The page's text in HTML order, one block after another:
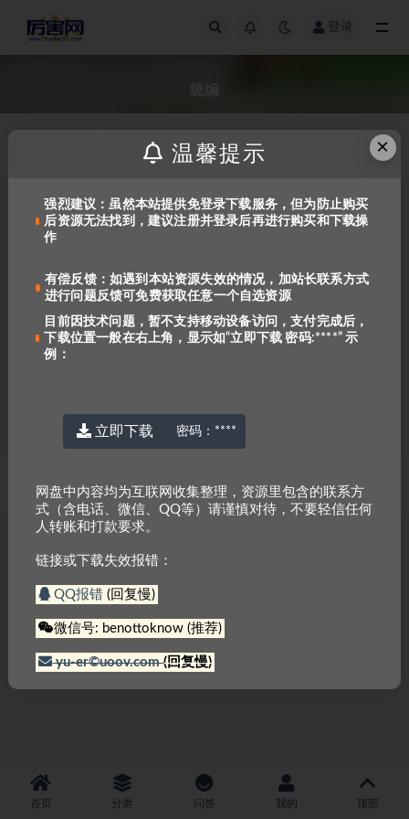
登录
七彩课堂1~6年级上册语文部编
版学生用书[河北版][PDF+解读]
© 2022 厉害网 京ICP备2023000337号-3
首页 分类 问答 我的 顶部
×
温馨提示
强烈建议：虽然本站提供免登录下载服务，但为防止购买
后资源无法找到，建议注册并登录后再进行购买和下载操
作
有偿反馈：如遇到本站资源失效的情况，加站长联系方式
进行问题反馈可免费获取任意一个自选资源
目前因技术问题，暂不支持移动设备访问，支付完成后，
下载位置一般在右上角，显示如“立即下载 密码:****” 示
例：
立即下载 密码： ****
网盘中内容均为互联网收集整理，资源里包含的联系方
式（含电话、微信、QQ等）请谨慎对待，不要轻信任何
人转账和打款要求。
链接或下载失效报错：
QQ报错(回复慢)
微信号: benottoknow (推荐)
yu-er©uoov.com(回复慢)